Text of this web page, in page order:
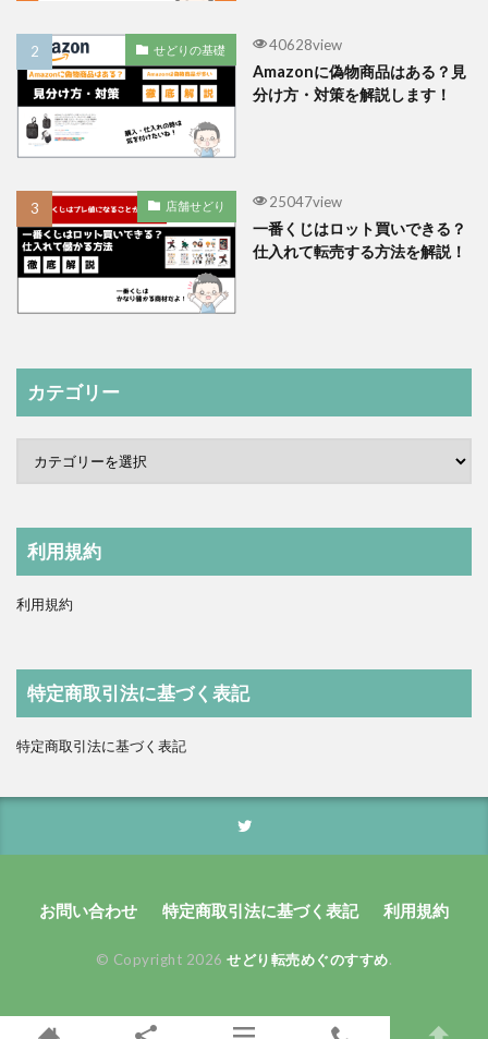
せどりの基礎 40628view
Amazonに偽物商品はある？見
分け方・対策を解説します！
店舗せどり 25047view
一番くじはロット買いできる？
仕入れて転売する方法を解説！
カテゴリー
利用規約
利用規約
特定商取引法に基づく表記
特定商取引法に基づく表記
お問い合わせ 特定商取引法に基づく表記 利用規約
© Copyright 2026せどり転売めぐのすすめ.